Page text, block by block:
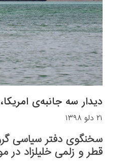
دیدار سه جانبه‌ی‌
۲۱ دلو ۱۳۹۸
سخنگوی دفتر سیاسی
قطر و زلمی خلیلزاد در